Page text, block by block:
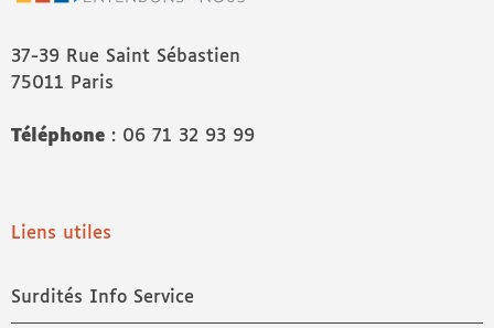
37-39 Rue Saint Sébastien
75011 Paris
Téléphone : 06 71 32 93 99
Liens utiles
Surdités Info Service